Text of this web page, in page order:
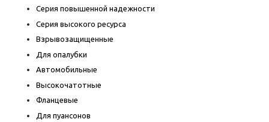
Серия повышенной надежности
Серия высокого ресурса
Взрывозащищенные
Для опалубки
Автомобильные
Высокочатотные
Фланцевые
Для пуансонов